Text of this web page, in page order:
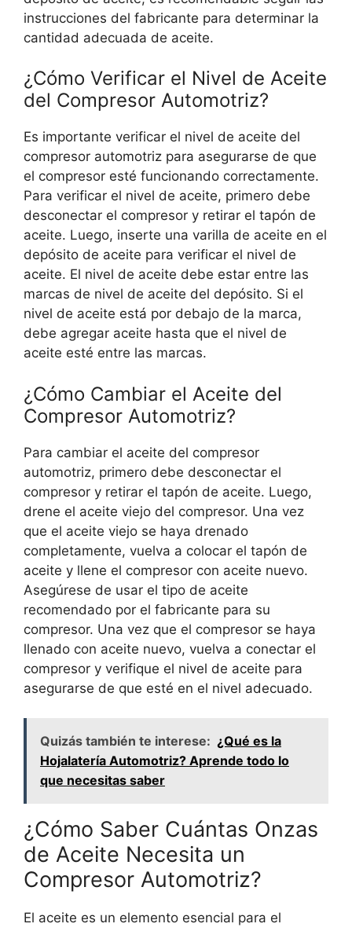
instrucciones del fabricante para determinar la
cantidad adecuada de aceite.
¿Cómo Verificar el Nivel de Aceite
del Compresor Automotriz?
Es importante verificar el nivel de aceite del
compresor automotriz para asegurarse de que
el compresor esté funcionando correctamente.
Para verificar el nivel de aceite, primero debe
desconectar el compresor y retirar el tapón de
aceite. Luego, inserte una varilla de aceite en el
depósito de aceite para verificar el nivel de
aceite. El nivel de aceite debe estar entre las
marcas de nivel de aceite del depósito. Si el
nivel de aceite está por debajo de la marca,
debe agregar aceite hasta que el nivel de
aceite esté entre las marcas.
¿Cómo Cambiar el Aceite del
Compresor Automotriz?
Para cambiar el aceite del compresor
automotriz, primero debe desconectar el
compresor y retirar el tapón de aceite. Luego,
drene el aceite viejo del compresor. Una vez
que el aceite viejo se haya drenado
completamente, vuelva a colocar el tapón de
aceite y llene el compresor con aceite nuevo.
Asegúrese de usar el tipo de aceite
recomendado por el fabricante para su
compresor. Una vez que el compresor se haya
llenado con aceite nuevo, vuelva a conectar el
compresor y verifique el nivel de aceite para
asegurarse de que esté en el nivel adecuado.
Quizás también te interese: ¿Qué es la
Hojalatería Automotriz? Aprende todo lo
que necesitas saber
¿Cómo Saber Cuántas Onzas
de Aceite Necesita un
Compresor Automotriz?
El aceite es un elemento esencial para el